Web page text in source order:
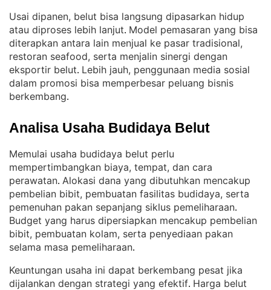
Usai dipanen, belut bisa langsung dipasarkan hidup
atau diproses lebih lanjut. Model pemasaran yang bisa
diterapkan antara lain menjual ke pasar tradisional,
restoran seafood, serta menjalin sinergi dengan
eksportir belut. Lebih jauh, penggunaan media sosial
dalam promosi bisa memperbesar peluang bisnis
berkembang.
Analisa Usaha Budidaya Belut
Memulai usaha budidaya belut perlu
mempertimbangkan biaya, tempat, dan cara
perawatan. Alokasi dana yang dibutuhkan mencakup
pembelian bibit, pembuatan fasilitas budidaya, serta
pemenuhan pakan sepanjang siklus pemeliharaan
Budget yang harus dipersiapkan mencakup pembelian
bibit, pembuatan kolam, serta penyediaan pakan
selama masa pemeliharaan.
Keuntungan usaha ini dapat berkembang pesat jika
dijalankan dengan strategi yang efektif. Harga belut